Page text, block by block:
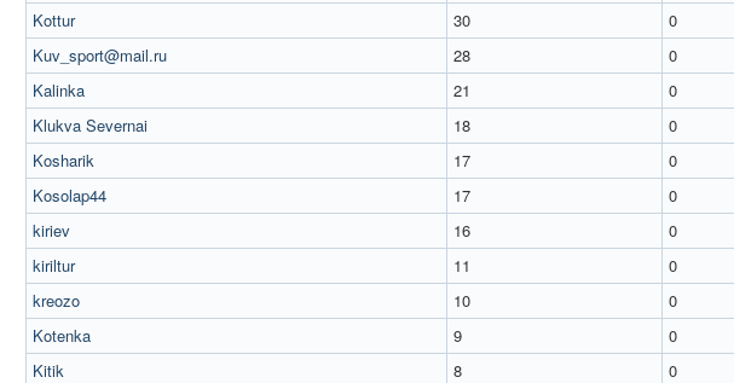
Kottur
30 0
Kuv_sport@mail.ru
28 0
Kalinka
21 0
Klukva Severnai
18 0
Kosharik
17 0
Kosolap44
17 0
kiriev
16 0
kiriltur
11 0
kreozo
10 0
Kotenka
9 0
Kitik
8 0